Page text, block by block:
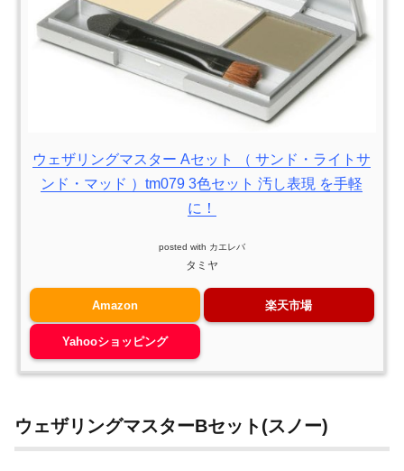
ウェザリングマスター Aセット （ サンド・ライトサ
ンド・マッド ）tm079 3色セット 汚し表現 を手軽
に！
posted with カエレバ
タミヤ
Amazon 楽天市場
Yahooショッピング
ウェザリングマスターBセット(スノー)